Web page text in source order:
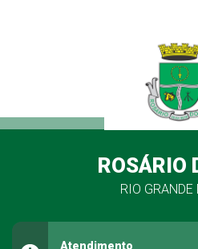
ROSÁRIO
RIO GRANDE
Atendimento